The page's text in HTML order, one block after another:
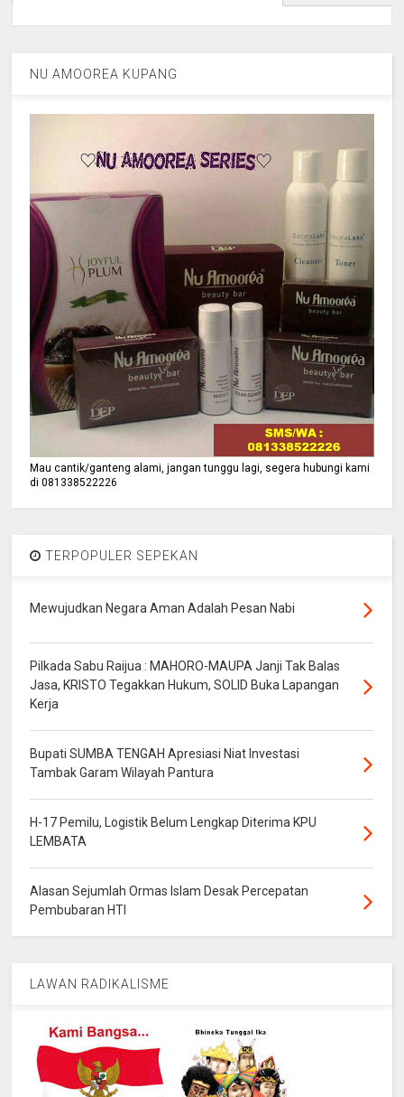
NU AMOOREA KUPANG
Mau cantik/ganteng alami, jangan tunggu lagi, segera hubungi kami
di 081338522226
TERPOPULER SEPEKAN
Mewujudkan Negara Aman Adalah Pesan Nabi
Pilkada Sabu Raijua : MAHORO-MAUPA Janji Tak Balas
Jasa, KRISTO Tegakkan Hukum, SOLID Buka Lapangan
Kerja
Bupati SUMBA TENGAH Apresiasi Niat Investasi
Tambak Garam Wilayah Pantura
H-17 Pemilu, Logistik Belum Lengkap Diterima KPU
LEMBATA
Alasan Sejumlah Ormas Islam Desak Percepatan
Pembubaran HTI
LAWAN RADIKALISME